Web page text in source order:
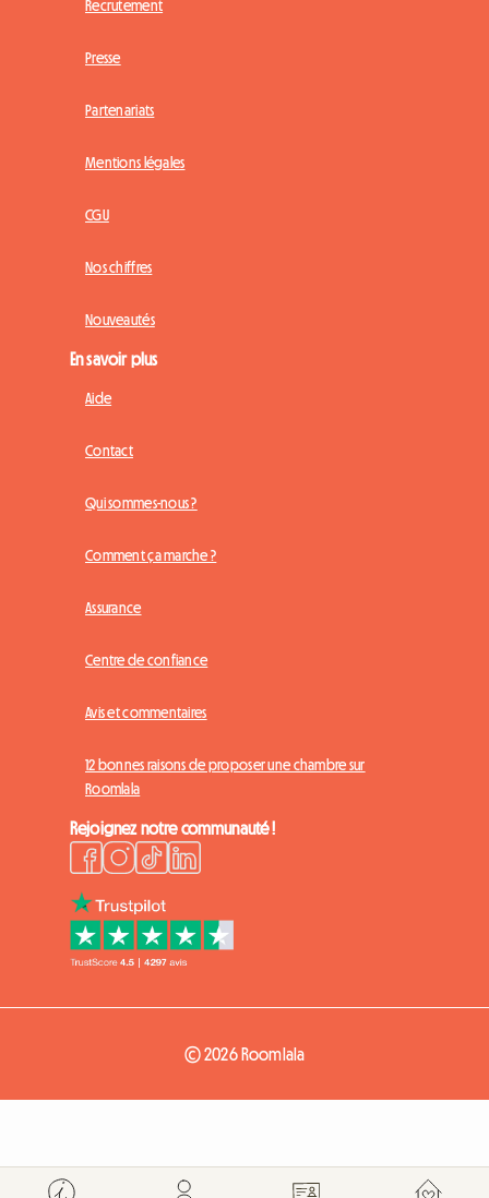
Recrutement
Presse
Partenariats
Mentions légales
CGU
Nos chiffres
Nouveautés
En savoir plus
Aide
Contact
Qui sommes-nous ?
Comment ça marche ?
Assurance
Centre de confiance
Avis et commentaires
12 bonnes raisons de proposer une chambre sur
Roomlala
Rejoignez notre communauté !
© 2026 Roomlala